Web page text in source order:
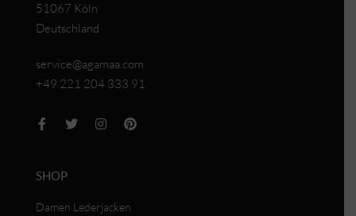
51067 Köln
Deutschland
service@agamaa.com
+49 221 204 333 91
SHOP
Damen Lederjacken